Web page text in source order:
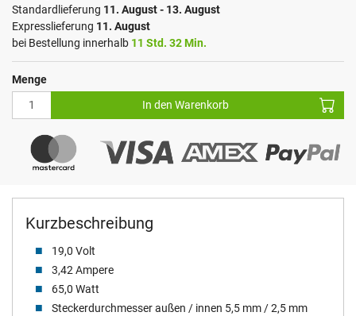
Kurzbeschreibung
19,0 Volt
3,42 Ampere
65,0 Watt
Steckerdurchmesser außen / innen 5,5 mm / 2,5 mm
Standardlieferung 11. August - 13. August
Expresslieferung 11. August
bei Bestellung innerhalb 11 Std. 32 Min.
Menge
In den Warenkorb